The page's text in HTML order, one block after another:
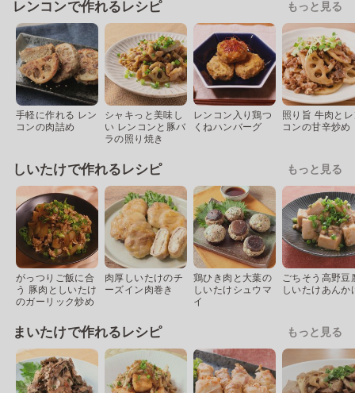
レンコンで作れるレシピ もっと見る
手軽に作れる レン
コンの肉詰め
シャキっと美味し
い レンコンと豚バ
ラの照り焼き
レンコン入り鶏つ
くねハンバーグ
照り旨 牛肉と
コンの甘辛炒め
しいたけで作れるレシピ もっと見る
がっつりご飯に合
う 豚肉としいたけ
のガーリック炒め
肉厚しいたけのチ
ーズイン肉巻き
鶏ひき肉と大葉の
しいたけシュウマ
イ
ごちそう高野豆
しいたけあんか
まいたけで作れるレシピ もっと見る